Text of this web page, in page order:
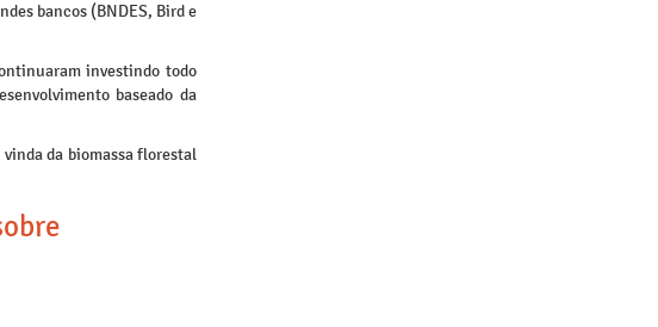
bancos (BNDES, Bird e
investindo todo
baseado da
da biomassa florestal